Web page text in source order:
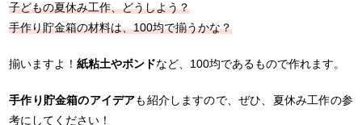
子どもの夏休み工作、どうしよう？
手作り貯金箱の材料は、100均で揃うかな？
揃いますよ！紙粘土やボンドなど、100均であるもので作れます。
手作り貯金箱のアイデアも紹介しますので、ぜひ、夏休み工作の参
考にしてください！